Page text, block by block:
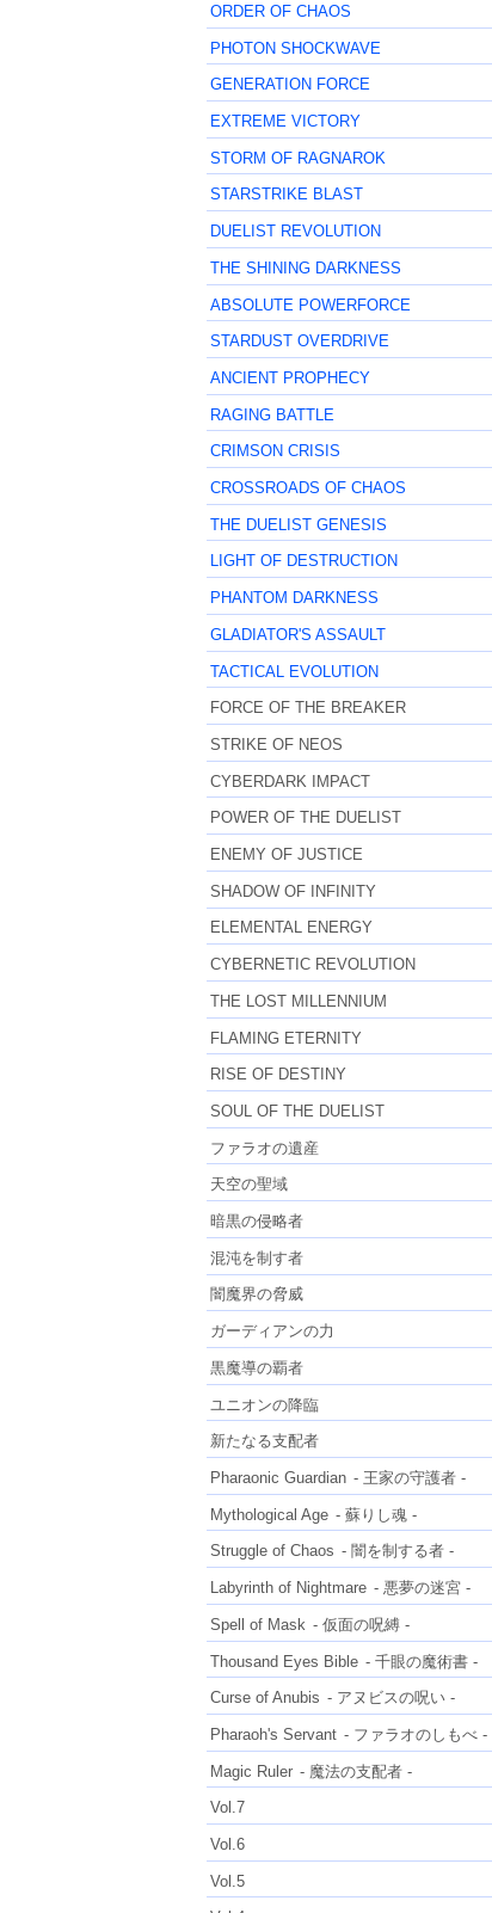
ORDER OF CHAOS
PHOTON SHOCKWAVE
GENERATION FORCE
EXTREME VICTORY
STORM OF RAGNAROK
STARSTRIKE BLAST
DUELIST REVOLUTION
THE SHINING DARKNESS
ABSOLUTE POWERFORCE
STARDUST OVERDRIVE
ANCIENT PROPHECY
RAGING BATTLE
CRIMSON CRISIS
CROSSROADS OF CHAOS
THE DUELIST GENESIS
LIGHT OF DESTRUCTION
PHANTOM DARKNESS
GLADIATOR'S ASSAULT
TACTICAL EVOLUTION
FORCE OF THE BREAKER
STRIKE OF NEOS
CYBERDARK IMPACT
POWER OF THE DUELIST
ENEMY OF JUSTICE
SHADOW OF INFINITY
ELEMENTAL ENERGY
CYBERNETIC REVOLUTION
THE LOST MILLENNIUM
FLAMING ETERNITY
RISE OF DESTINY
SOUL OF THE DUELIST
ファラオの遺産
天空の聖域
暗黒の侵略者
混沌を制す者
闇魔界の脅威
ガーディアンの力
黒魔導の覇者
ユニオンの降臨
新たなる支配者
Pharaonic Guardian - 王家の守護者 -
Mythological Age - 蘇りし魂 -
Struggle of Chaos - 闇を制する者 -
Labyrinth of Nightmare - 悪夢の迷宮 -
Spell of Mask - 仮面の呪縛 -
Thousand Eyes Bible - 千眼の魔術書 -
Curse of Anubis - アヌビスの呪い -
Pharaoh's Servant - ファラオのしもべ -
Magic Ruler - 魔法の支配者 -
Vol.7
Vol.6
Vol.5